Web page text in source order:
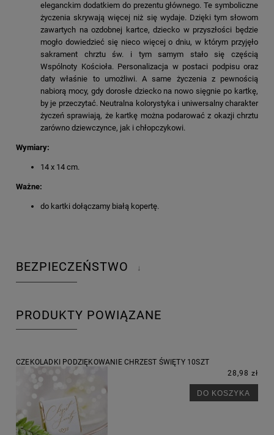
eleganckim dodatkiem do prezentu głównego. Te symboliczne
życzenia skrywają więcej niż się wydaje. Dzięki tym słowom
zawartych na ozdobnej kartce, dziecko w przyszłości będzie
mogło dowiedzieć się nieco więcej o dniu, w którym przyjęło
sakrament chrztu św. i tym samym stało się częścią
Wspólnoty Kościoła. Personalizacja w postaci podpisu oraz
daty właśnie to umożliwi. A same życzenia z pewnością
nabiorą mocy, gdy dorosłe dziecko na nowo sięgnie po kartkę,
by je przeczytać. Neutralna kolorystyka i uniwersalny charakter
życzeń sprawiają, że kartkę można podarować z okazji chrztu
zarówno dziewczynce, jak i chłopczykowi.
Wymiary:
14 x 14 cm.
Ważne:
do kartki dołączamy białą kopertę.
BEZPIECZEŃSTWO ↓
PRODUKTY POWIĄZANE
CZEKOLADKI PODZIĘKOWANIE CHRZEST ŚWIĘTY 10SZT
28,98 zł
DO KOSZYKA